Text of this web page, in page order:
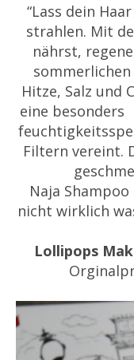
“Lass dein
strahlen. Mit
nährst,
Hitze, Salz und
eine besonders
Filtern vereint.
Naja
nicht wirklich
Lollipops